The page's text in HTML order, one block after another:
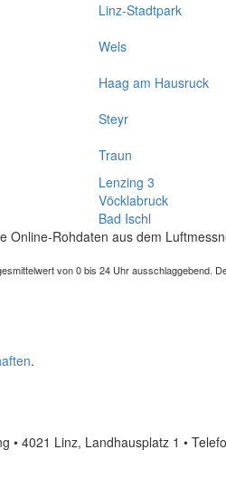
Linz-Stadtpark
Wels
Haag am Hausruck
Steyr
Traun
Lenzing 3
Vöcklabruck
Bad Ischl
Online-Rohdaten aus dem
von 0 bis 24 Uhr ausschlaggebend.
.
• 4021 Linz, Landhausplatz 1 •